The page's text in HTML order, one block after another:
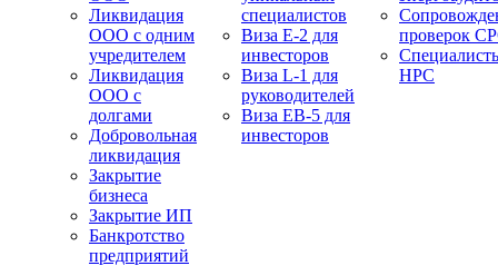
Ликвидация
ООО с одним
учредителем
Ликвидация
ООО с
долгами
Добровольная
ликвидация
Закрытие
бизнеса
Закрытие ИП
Банкротство
предприятий
специалистов
Виза E-2 для
инвесторов
Виза L-1 для
руководителей
Виза EB-5 для
инвесторов
проверок
НРС